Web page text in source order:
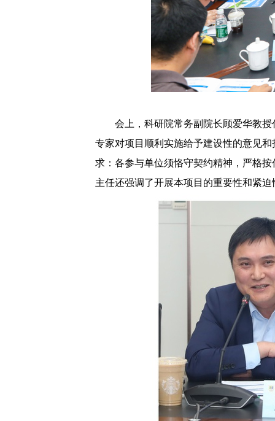
会上，科研院常务副院长顾爱华教
专家对项目顺利实施给予建设性的意见
求：各参与单位须恪守契约精神，严格
主任还强调了开展本项目的重要性和紧